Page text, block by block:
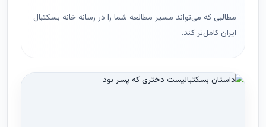
مطالبی که می‌تواند مسیر مطالعه شما را در رسانه خانه بسکتبال
ایران کامل‌تر کند.